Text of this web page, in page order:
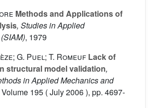
Methods and Applications of
, Studies in Applied
, 1979
G. Puel; T. Romeuf Lack of
structural model validation,
in Applied Mechanics and
Volume 195 ( July 2006 ), pp. 4697-